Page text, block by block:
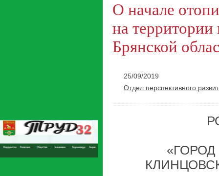
О начале
на территории
Брянской
25/09/2019
Отдел перспективного